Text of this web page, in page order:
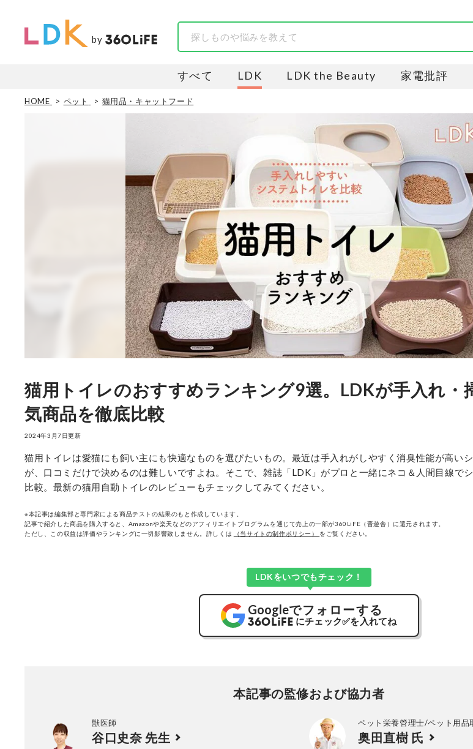
by
すべて LDK LDK the Beauty 家電批評
HOME ペット 猫用品・キャットフード
猫用トイレのおすすめランキング9選。LDKが手入れ・
気商品を徹底比較
2024年3月7日更新
猫用トイレは愛猫にも飼い主にも快適なものを選びたいもの。最近は手入れがしやすく消臭性能が高い
が、口コミだけで決めるのは難しいですよね。そこで、雑誌「LDK」がプロと一緒にネコ＆人間目線で
比較。最新の猫用自動トイレのレビューもチェックしてみてください。
※本記事は編集部と専門家による商品テストの結果のもと作成しています。
記事で紹介した商品を購入すると、Amazonや楽天などのアフィリエイトプログラムを通じて売上の一部が360LiFE（晋遊舎）に還元されます。
ただし、この収益は評価やランキングに一切影響致しません。詳しくは
（当サイトの制作ポリシー） をご覧ください。
LDKをいつでもチェック！
Googleでフォローする
にチェック✅を入れてね
本記事の監修および協力者
獣医師
谷口史奈 先生
ペット栄養管理士/ペット用品
奥田直樹 氏